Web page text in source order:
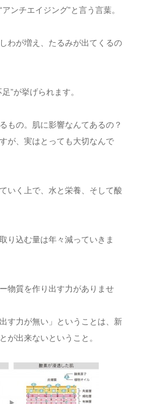
ンチエイジング”と言う言葉。
わが増え、たるみが出てくるの
”が挙げられます。
もの。肌に影響なんてあるの？
が、実はとっても大切なんで
いく上で、水と栄養、そして酸
り込む量は年々減っていきま
物質を作り出す力がありませ
す力が無い」ということは、新
が出来ないということ。